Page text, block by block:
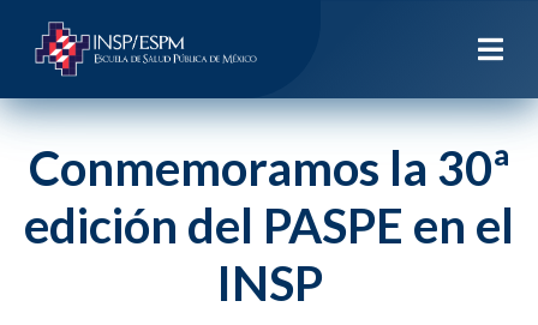
Conmemoramos la 30ª
edición del PASPE en el
INSP